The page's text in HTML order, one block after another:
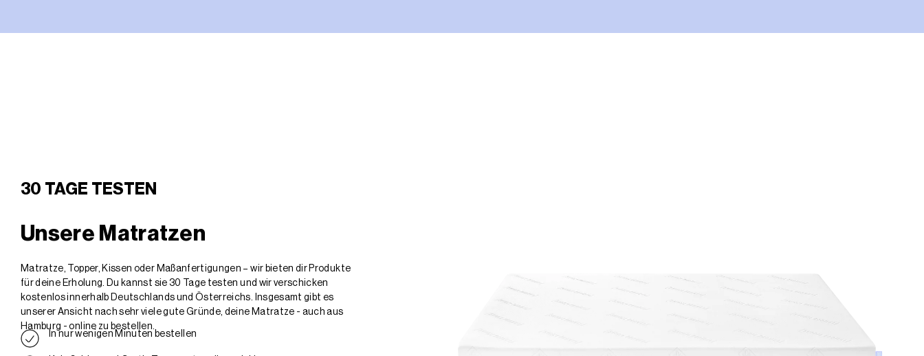
30 TAGE TESTEN
Unsere Matratzen
Matratze, Topper, Kissen oder Maßanfertigungen – wir bieten dir Produkte
für deine Erholung. Du kannst sie 30 Tage testen und wir verschicken
kostenlos innerhalb Deutschlands und Österreichs. Insgesamt gibt es
unserer Ansicht nach sehr viele gute Gründe, deine Matratze - auch aus
Hamburg - online zu bestellen.
In nur wenigen Minuten bestellen